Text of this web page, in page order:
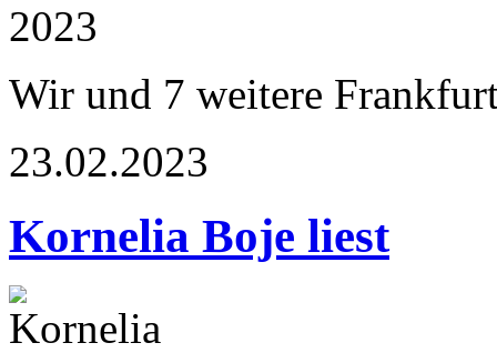
Wir und 7 weitere
23.02.2023
Kornelia Boje liest